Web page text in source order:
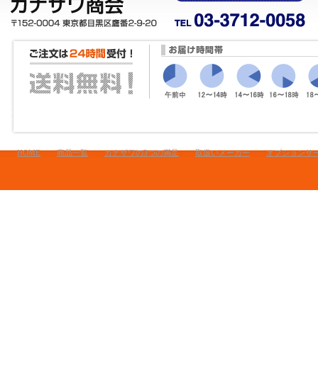
HOME 商品一覧 カナザワの3つの満足 取扱いメーカー オプションサ